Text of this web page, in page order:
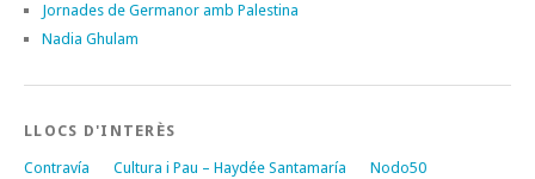
Jornades de Germanor amb Palestina
Nadia Ghulam
LLOCS D'INTERÈS
Contravía Cultura i Pau – Haydée Santamaría
Nodo50